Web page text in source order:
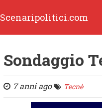
Scenaripolitici.com
Sondaggio
7 anni ago Tecnè